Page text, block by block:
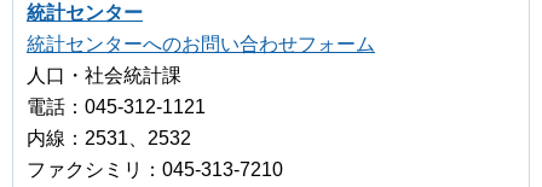
統計センター
統計センターへのお問い合わせフォーム
人口・社会統計課
電話：045-312-1121
内線：2531、2532
ファクシミリ：045-313-7210